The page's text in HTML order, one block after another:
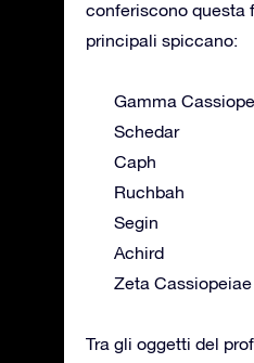
conferiscono questa
principali spiccano:
Gamma
Schedar
Caph
Ruchbah
Segin
Achird
Zeta Cassiopeiae
Tra gli oggetti del